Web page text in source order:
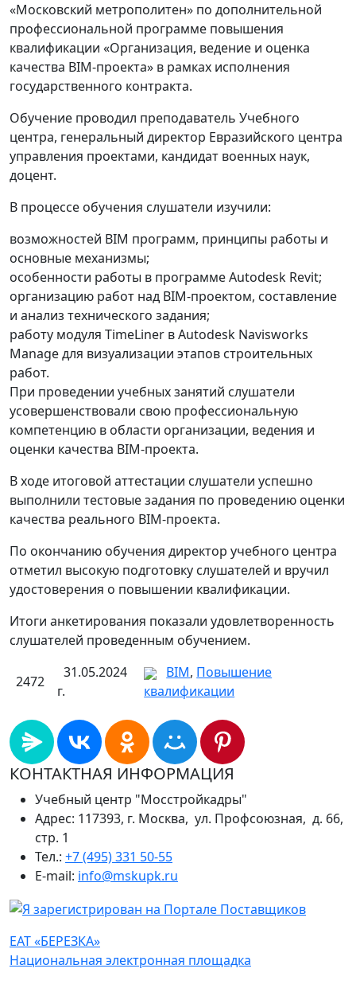
«Московский метрополитен» по дополнительной
профессиональной программе повышения
квалификации «Организация, ведение и оценка
качества BIM-проекта» в рамках исполнения
государственного контракта.
Обучение проводил преподаватель Учебного
центра, генеральный директор Евразийского центра
управления проектами, кандидат военных наук,
доцент.
В процессе обучения слушатели изучили:
возможностей BIM программ, принципы работы и
основные механизмы;
особенности работы в программе Autodesk Revit;
организацию работ над BIM-проектом, составление
и анализ технического задания;
работу модуля TimeLiner в Autodesk Navisworks
Manage для визуализации этапов строительных
работ.
При проведении учебных занятий слушатели
усовершенствовали свою профессиональную
компетенцию в области организации, ведения и
оценки качества BIM-проекта.
В ходе итоговой аттестации слушатели успешно
выполнили тестовые задания по проведению оценки
качества реального BIM-проекта.
По окончанию обучения директор учебного центра
отметил высокую подготовку слушателей и вручил
удостоверения о повышении квалификации.
Итоги анкетирования показали удовлетворенность
слушателей проведенным обучением.
2472
31.05.2024
г.
BIM, Повышение
квалификации
КОНТАКТНАЯ ИНФОРМАЦИЯ
Учебный центр "Мосстройкадры"
Адрес: 117393, г. Москва, ул. Профсоюзная, д. 66,
стр. 1
Тел.: +7 (495) 331 50-55
E-mail: info@mskupk.ru
ЕАТ «БЕРЕЗКА»
Национальная электронная площадка